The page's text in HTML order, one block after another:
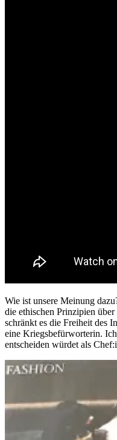
Wie ist unsere Meinung
die ethischen Prinzipien
schränkt es die Freiheit des
eine Kriegsbefürworterin.
entscheiden würdet als